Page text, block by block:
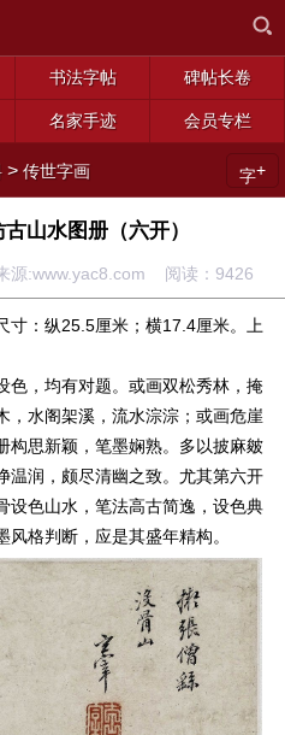
书法字帖 碑帖长卷
名家手迹 会员专栏
>传世字画 字+
山水图册（六开）
:www.yac8.com 阅读： 9426
寸：纵25.5厘米；横17.4厘米。上
色，均有对题。或画双松秀林，掩
，水阁架溪，流水淙淙；或画危崖
构思新颖，笔墨娴熟。多以披麻皴
温润，颇尽清幽之致。尤其第六开
设色山水，笔法高古简逸，设色典
格判断，应是其盛年精构。